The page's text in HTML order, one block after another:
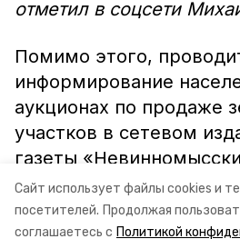
Сайт использует файлы cookies и
посетителей. Продолжая
соглашаетесь с Политикой
отметил в соцсети
Помимо этого,
информирование
аукционах по продаже
участков в сетевом
газеты
официальном сайте
города Невинномысска.